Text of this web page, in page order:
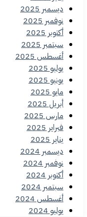
ديسمبر 2025
نوفمبر 2025
أكتوبر 2025
سبتمبر 2025
أغسطس 2025
يوليو 2025
يونيو 2025
مايو 2025
أبريل 2025
مارس 2025
فبراير 2025
يناير 2025
ديسمبر 2024
نوفمبر 2024
أكتوبر 2024
سبتمبر 2024
أغسطس 2024
يوليو 2024